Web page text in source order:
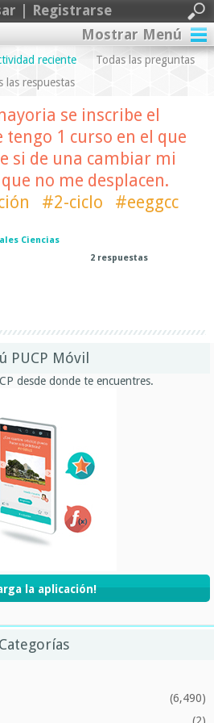
| Registrarse
Mostrar Menú
reciente
Todas las preguntas
las respuestas
se inscribe el
tengo 1 curso en el que
si de una cambiar mi
no me desplacen.
#2-ciclo
#eeggcc
Ciencias
2 respuestas
PUCP Móvil
desde donde te encuentres.
la aplicación!
Categorías
(6,490)